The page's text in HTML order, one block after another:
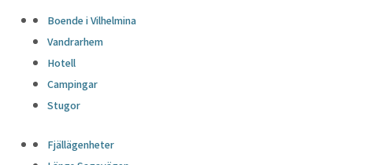
Boende i Vilhelmina
Vandrarhem
Hotell
Campingar
Stugor
Fjällägenheter